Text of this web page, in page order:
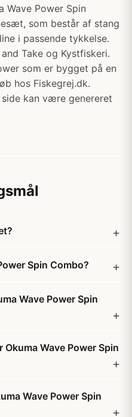
Wave Power Spin
som består af stang
i passende tykkelse.
Take og Kystfiskeri.
som er bygget på en
hos Fiskegrej.dk.
kan være genereret
Spin Combo?
Wave Power Spin
Wave Power Spin
Wave Power Spin